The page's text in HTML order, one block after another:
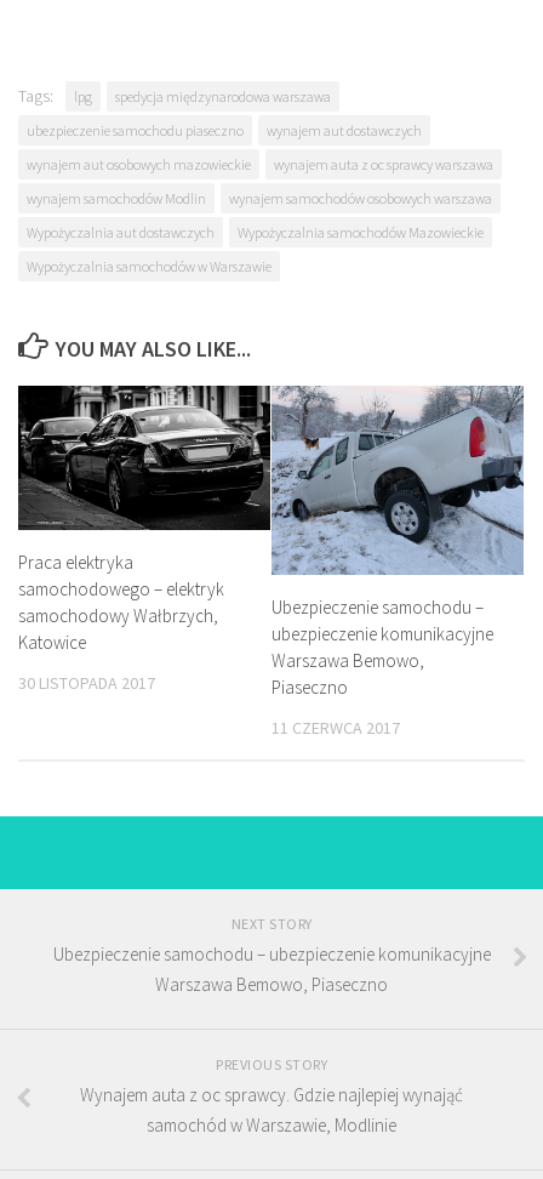
Tags: lpg
spedycja międzynarodowa warszawa
ubezpieczenie samochodu piaseczno
wynajem aut dostawczych
wynajem aut osobowych mazowieckie
wynajem auta z oc sprawcy warszawa
wynajem samochodów Modlin
wynajem samochodów osobowych warszawa
Wypożyczalnia aut dostawczych
Wypożyczalnia samochodów Mazowieckie
Wypożyczalnia samochodów w Warszawie
YOU MAY ALSO LIKE...
Praca elektryka
samochodowego – elektryk
samochodowy Wałbrzych,
Katowice
30 LISTOPADA 2017
Ubezpieczenie samochodu –
ubezpieczenie komunikacyjne
Warszawa Bemowo,
Piaseczno
11 CZERWCA 2017
NEXT STORY
Ubezpieczenie samochodu – ubezpieczenie komunikacyjne
Warszawa Bemowo, Piaseczno
PREVIOUS STORY
Wynajem auta z oc sprawcy. Gdzie najlepiej wynająć
samochód w Warszawie, Modlinie